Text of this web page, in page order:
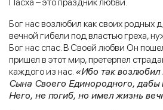
Бог нас возлюбил как своих родных
вечной гибели под властью греха,
Бог нас спас. В Своей любви Он
пришел в этот мир, претерпел
каждого из нас. «Ибо так возлюбил
Сына Своего Единородного, дабы
Него, не погиб, но имел жизнь